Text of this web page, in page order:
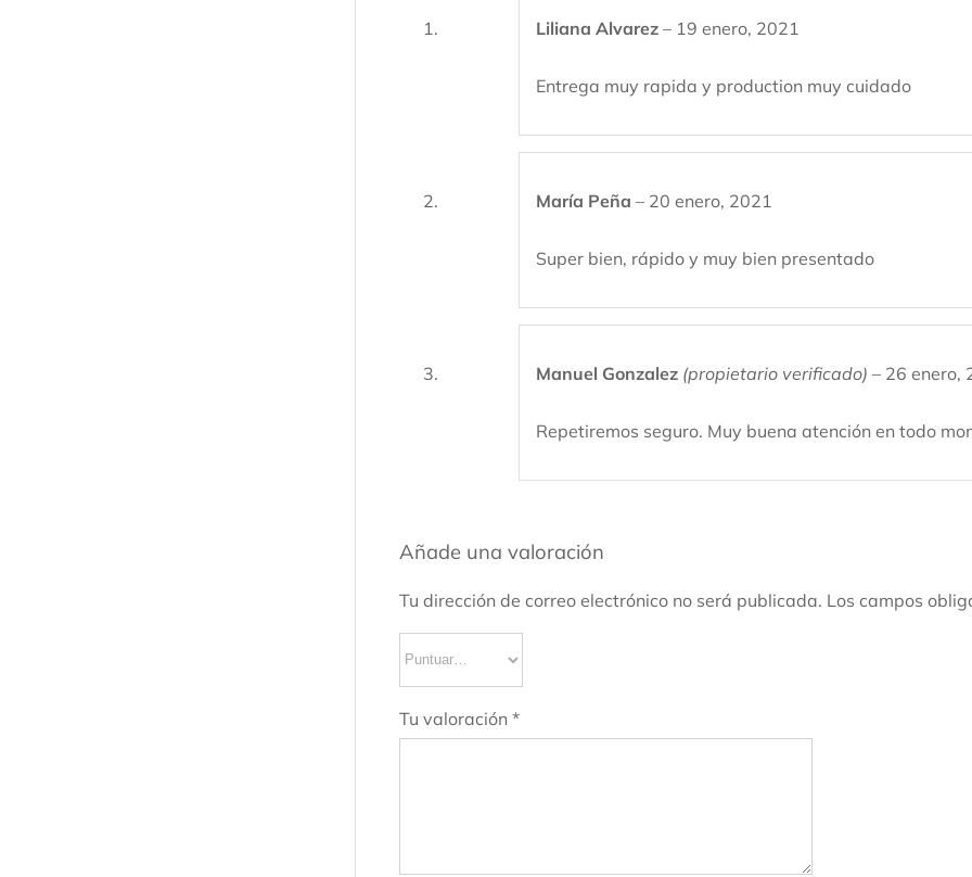
Liliana Alvarez – 19 enero, 2021
Entrega muy rapida y production muy cuidado
María Peña – 20 enero, 2021
Super bien, rápido y muy bien presentado
Manuel Gonzalez (propietario verificado) – 26 enero,
Repetiremos seguro. Muy buena atención en todo
Añade una valoración
Tu dirección de correo electrónico no será publicada. Los campos
Tu valoración *